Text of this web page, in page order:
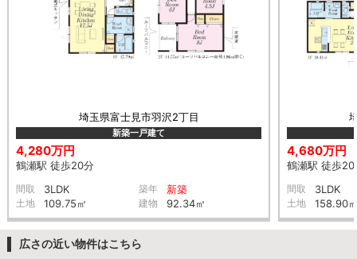
埼玉県富士見市羽沢2丁目
新築一戸建て
4,280万円
鶴瀬駅 徒歩20分
間取 3LDK 築年 新築
土地 109.75㎡ 建物 92.34㎡
4,680万円
鶴瀬駅 徒歩20
間取 3LDK
土地 158.90
広さの近い物件はこちら